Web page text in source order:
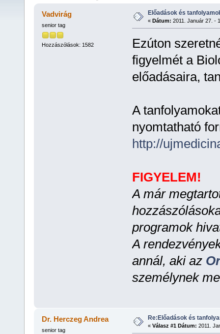
Vadvirág
senior tag
Hozzászólások: 1582
Előadások és
« Dátum: 2011. Január 27. -
Ezúton
figyelmét a
előadásaira,
A
nyomtatható
http://
FIGYELEM!
A már
programok
A
annál, aki az
személynek
Dr. Herczeg Andrea
senior tag
Re:Előadások és
« Válasz #1 Dátum: 2011.